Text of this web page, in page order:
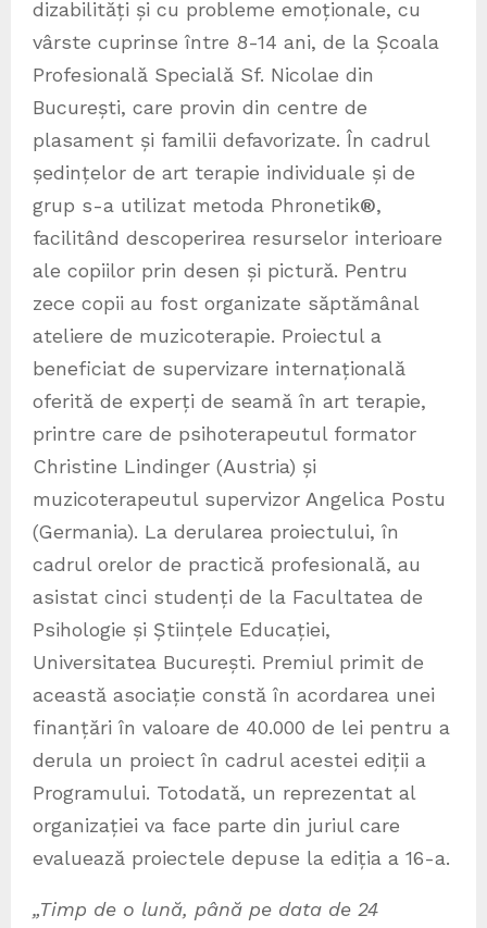
dizabilități și cu probleme emoționale, cu
vârste cuprinse între 8-14 ani, de la Școala
Profesională Specială Sf. Nicolae din
București, care provin din centre de
plasament și familii defavorizate. În cadrul
ședințelor de art terapie individuale și de
grup s-a utilizat metoda Phronetik®,
facilitând descoperirea resurselor interioare
ale copiilor prin desen și pictură. Pentru
zece copii au fost organizate săptămânal
ateliere de muzicoterapie. Proiectul a
beneficiat de supervizare internațională
oferită de experți de seamă în art terapie,
printre care de psihoterapeutul formator
Christine Lindinger (Austria) și
muzicoterapeutul supervizor Angelica Postu
(Germania). La derularea proiectului, în
cadrul orelor de practică profesională, au
asistat cinci studenți de la Facultatea de
Psihologie și Științele Educației,
Universitatea București. Premiul primit de
această asociație constă în acordarea unei
finanțări în valoare de 40.000 de lei pentru a
derula un proiect în cadrul acestei ediții a
Programului. Totodată, un reprezentat al
organizației va face parte din juriul care
evaluează proiectele depuse la ediția a 16-a.
„Timp de o lună, până pe data de 24